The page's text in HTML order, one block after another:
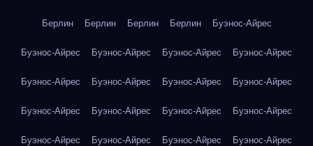
Берлин Берлин Берлин Берлин Буэнос-Айрес
Буэнос-Айрес Буэнос-Айрес Буэнос-Айрес Буэнос-Айрес
Буэнос-Айрес Буэнос-Айрес Буэнос-Айрес Буэнос-Айрес
Буэнос-Айрес Буэнос-Айрес Буэнос-Айрес Буэнос-Айрес
Буэнос-Айрес Буэнос-Айрес Буэнос-Айрес Буэнос-Айрес